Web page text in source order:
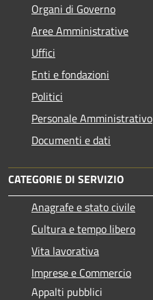
Organi di Governo
Aree Amministrative
Uffici
Enti e fondazioni
Politici
Personale Amministrativo
Documenti e dati
CATEGORIE DI SERVIZIO
Anagrafe e stato civile
Cultura e tempo libero
Vita lavorativa
Imprese e Commercio
Appalti pubblici